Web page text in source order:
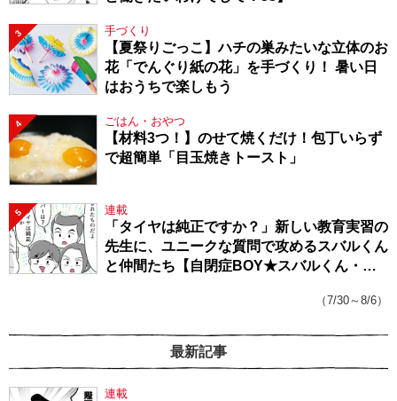
3 手づくり
【夏祭りごっこ】ハチの巣みたいな立体のお
花「でんぐり紙の花」を手づくり！ 暑い日
はおうちで楽しもう
4 ごはん・おやつ
【材料3つ！】のせて焼くだけ！包丁いらず
で超簡単「目玉焼きトースト」
5 連載
「タイヤは純正ですか？」新しい教育実習の
先生に、ユニークな質問で攻めるスバルくん
と仲間たち【自閉症BOY★スバルくん・
（7/30～8/6）
最新記事
連載